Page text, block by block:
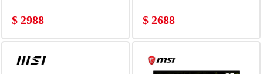
$ 2988 $ 2688